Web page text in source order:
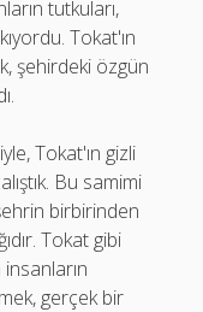
tutkuları,
Tokat'ın
şehirdeki özgün
Tokat'ın gizli
Bu samimi
birbirinden
Tokat gibi
gerçek bir